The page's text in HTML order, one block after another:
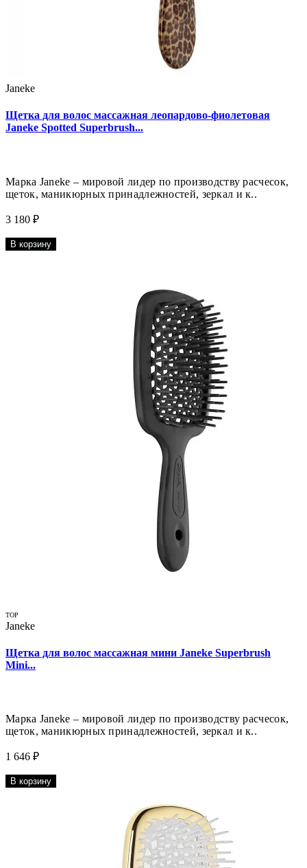
Janeke
Щетка для волос массажная леопардово-фиолетовая
Janeke Spotted Superbrush...
Марка Janeke – мировой лидер по производству расчесок,
щеток, маникюрных принадлежностей, зеркал и к..
3 180 ₽
В корзину
TOP
Janeke
Щетка для волос массажная мини Janeke Superbrush
Mini...
Марка Janeke – мировой лидер по производству расчесок,
щеток, маникюрных принадлежностей, зеркал и к..
1 646 ₽
В корзину